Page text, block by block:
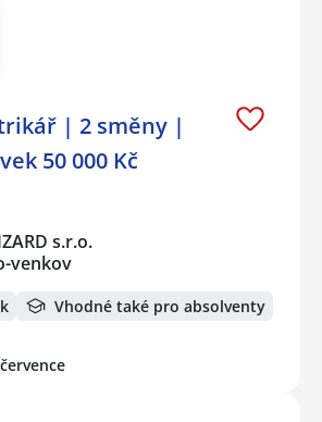
| 2 směny |
50 000 Kč
s.r.o.
venkov
Vhodné také pro absolventy